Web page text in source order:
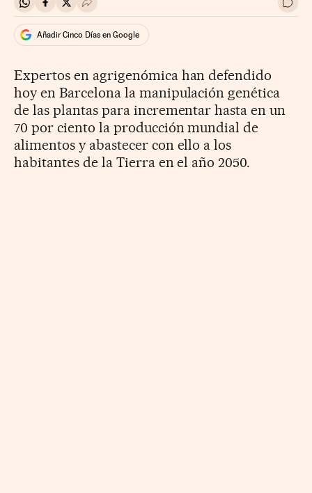
Compartir en Whatsapp
Compartir en Facebook
Compartir en Twitter
Desplegar Redes Sociales Ir a
Añadir Cinco Días en Google
Expertos en agrigenómica han defendido
hoy en Barcelona la manipulación genética
de las plantas para incrementar hasta en un
70 por ciento la producción mundial de
alimentos y abastecer con ello a los
habitantes de la Tierra en el año 2050.